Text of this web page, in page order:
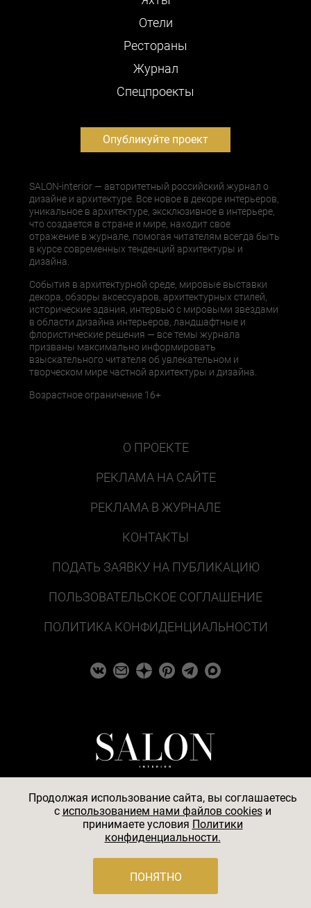
Отели
Рестораны
Журнал
Cпецпроекты
Опубликуйте проект
SALON-interior — авторитетный российский журнал о
дизайне и архитектуре. Все новое в декоре интерьеров,
уникальное в архитектуре, эксклюзивное в интерьере,
что создается в стране и мире, находит свое
отражение в журнале, помогая читателям всегда быть
в курсе современных тенденций архитектуры и
дизайна.
События в архитектурной среде, мировые выставки
декора, обзоры аксессуаров, архитектурных стилей,
исторические здания, интервью с мировыми звездами
в области дизайна интерьеров, ландшафтные и
флористические решения — все темы журнала
призваны максимально информировать
взыскательного читателя об увлекательном и
творческом мире частной архитектуры и дизайна.
Возрастное ограничение 16+
О ПРОЕКТЕ
РЕКЛАМА НА САЙТЕ
РЕКЛАМА В ЖУРНАЛЕ
КОНТАКТЫ
ПОДАТЬ ЗАЯВКУ НА ПУБЛИКАЦИЮ
ПОЛЬЗОВАТЕЛЬСКОЕ СОГЛАШЕНИЕ
ПОЛИТИКА КОНФИДЕНЦИАЛЬНОСТИ
© 2026
АО «БКМ», ОГРН 1027739494584, ИНН 7705056238,
127018, Москва, ул. Полковая, д. 3, стр. 4, помещение I,
Продолжая использование сайта, вы соглашаетесь
c использованием нами файлов cookiesи
принимаете условия Политики
конфиденциальности.
ПОНЯТНО